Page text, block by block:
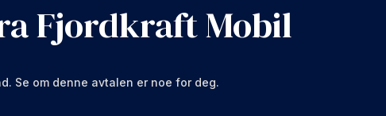
Fjordkraft Mobil
Se om denne avtalen er noe for deg.